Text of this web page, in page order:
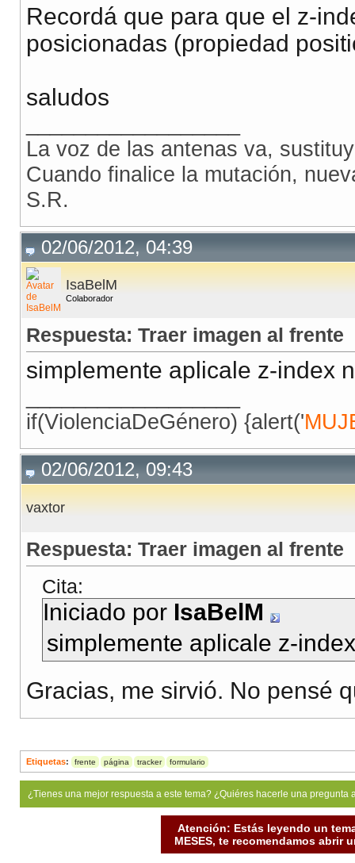
Recordá que para que el z-
posicionadas (propiedad
saludos
La voz de las antenas va,
Cuando finalice la mutación,
S.R.
02/06/2012, 04:39
IsaBelM
Colaborador
Respuesta: Traer imagen al frente
simplemente aplicale z-index
if(ViolenciaDeGénero) {alert('
02/06/2012, 09:43
vaxtor
Respuesta: Traer imagen al frente
Cita:
Iniciado por IsaBelM
simplemente aplicale z-
Gracias, me sirvió. No pensé
Etiquetas: frente página tracker formulario
¿Tienes una mejor respuesta a este tema? ¿Quiéres hacerle una
Atención: Estás leyendo un
MESES, te recomendamos abrir